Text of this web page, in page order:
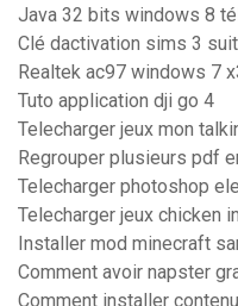
Java 32 bits windows 8
Clé dactivation sims 3
Realtek ac97 windows 7
Tuto application dji go 4
Telecharger jeux mon
Regrouper plusieurs pdf
Telecharger photoshop
Telecharger jeux chicken
Installer mod minecraft
Comment avoir napster
Comment installer